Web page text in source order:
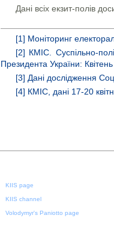
Дані всіх екзит-полів
[1] Моніторинг
[2] КМІС. Суспільно-
Президента України:
[3] Дані дослідження
[4] КМІС, дані 17-20
KIIS page
KIIS channel
Volodymyr's Paniotto page